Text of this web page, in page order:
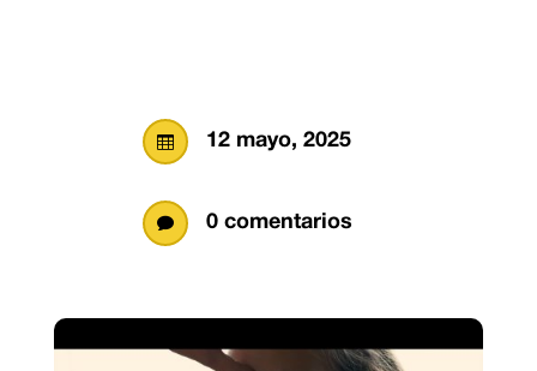
 12 mayo, 2025
 0 comentarios